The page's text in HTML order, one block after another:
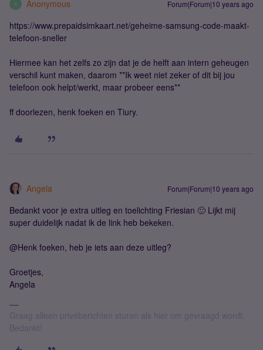
A Anonymous Forum|Forum|10 years ago
https://www.prepaidsimkaart.net/geheime-samsung-code-maakt-
telefoon-sneller
Hiermee kan het zelfs zo zijn dat je de helft aan intern geheugen
verschil kunt maken, daarom **Ik weet niet zeker of dit bij jou
telefoon ook helpt/werkt, maar probeer eens**
ff doorlezen, henk foeken en Tiury.
Angela Forum|Forum|10 years ago
Bedankt voor je extra uitleg en toelichting Friesian 🙂 Lijkt mij
super duidelijk nadat ik de link heb bekeken.
@Henk foeken, heb je iets aan deze uitleg?
Groetjes,
Angela
Graag alleen privéberichten sturen als hier om gevraagd wordt.
Bedankt!